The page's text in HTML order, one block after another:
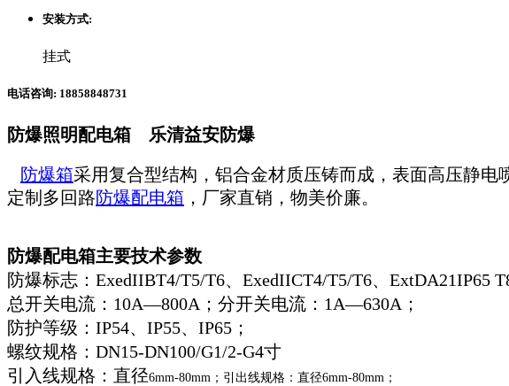
安装方式:
挂式
电话咨询: 18858848731
防爆照明配电箱 乐清益安防爆
防爆箱采用复合型结构，铝合金材质压铸而成，表面高压静
定制多回路防爆配电箱 ，厂家直销，物美价廉。
防爆配电箱主要技术参数
防爆标志： ExedIIBT4/T5/T6、ExedIICT4/T5/T6、ExtDA21IP65
总开关电流： 10A—800A；分开关电流：1A—630A；
防护等级： IP54、IP55、IP65；
螺纹规格： DN15-DN100/G1/2-G4寸
引入线规格：直径6mm-80mm；引出线规格：直径6mm-80mm；